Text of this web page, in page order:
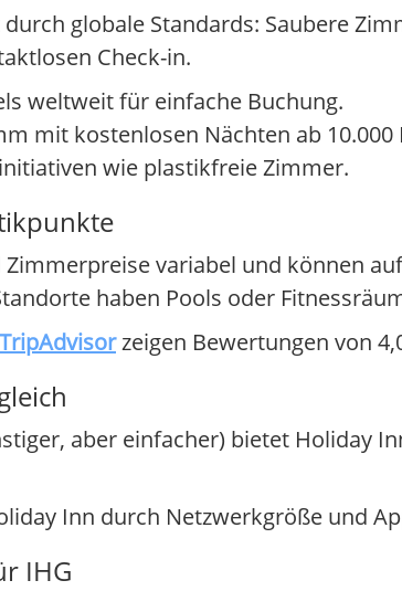
globale Standards: Saubere
Check-in.
weltweit für einfache Buchung.
mit kostenlosen Nächten ab 10.000
wie plastikfreie Zimmer.
variabel und können
haben Pools oder
TripAdvisorzeigen Bewertungen von
aber einfacher) bietet Holiday
Inn durch Netzwerkgröße und
IHG